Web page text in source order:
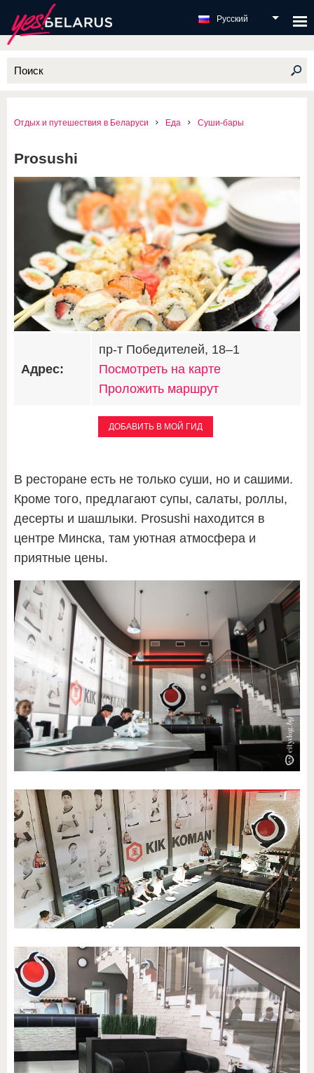
Русский
Отдых и путешествия в Беларуси Еда Суши-бары
Prosushi
Адрес:
пр-т Победителей, 18–1
Посмотреть на карте
Проложить маршрут
ДОБАВИТЬ В МОЙ ГИД
В ресторане есть не только суши, но и сашими.
Кроме того, предлагают супы, салаты, роллы,
десерты и шашлыки. Prosushi находится в
центре Минска, там уютная атмосфера и
приятные цены.